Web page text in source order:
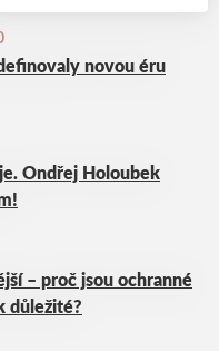
novou éru
Ondřej Holoubek
– proč jsou ochranné
důležité?